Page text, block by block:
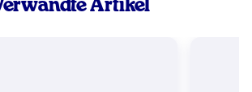
Artikel